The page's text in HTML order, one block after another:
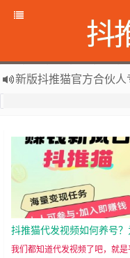
抖
欢迎访问，欢迎加入
抖推猫代发视频如何养号？
什么你发布的视频没有播放
我们都知道代发视频了吧，就是